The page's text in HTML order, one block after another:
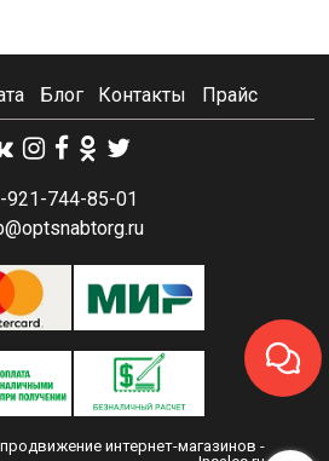
Блог Контакты Прайс
921-744-85-01
интернет-магазинов -